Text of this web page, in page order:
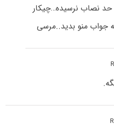
حد نصاب نرسیده…چیکار
جواب منو بدید..مرسی